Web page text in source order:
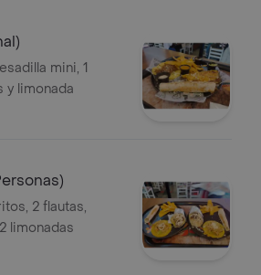
mini, 1
limonada
2 flautas,
limonadas